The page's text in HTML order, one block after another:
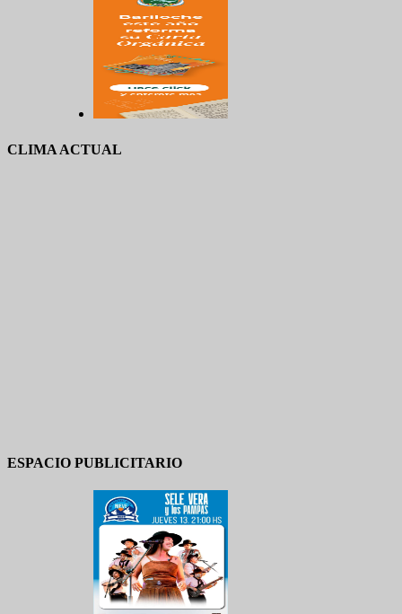
CLIMA ACTUAL
ESPACIO PUBLICITARIO